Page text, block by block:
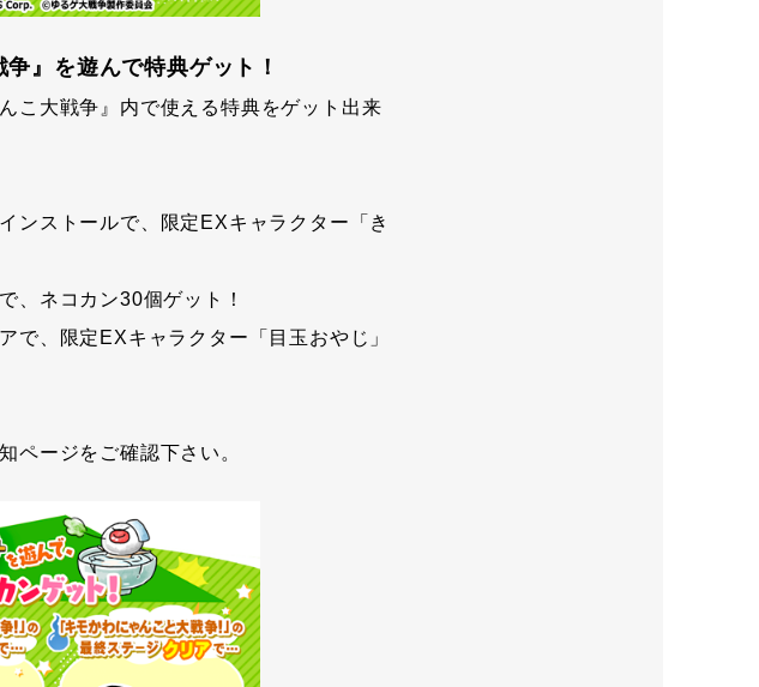
』を遊んで特典ゲット！
こ大戦争』内で使える特典をゲット出来
ンストールで、限定EXキャラクター「き
、ネコカン30個ゲット！
で、限定EXキャラクター「目玉おやじ」
ページをご確認下さい。